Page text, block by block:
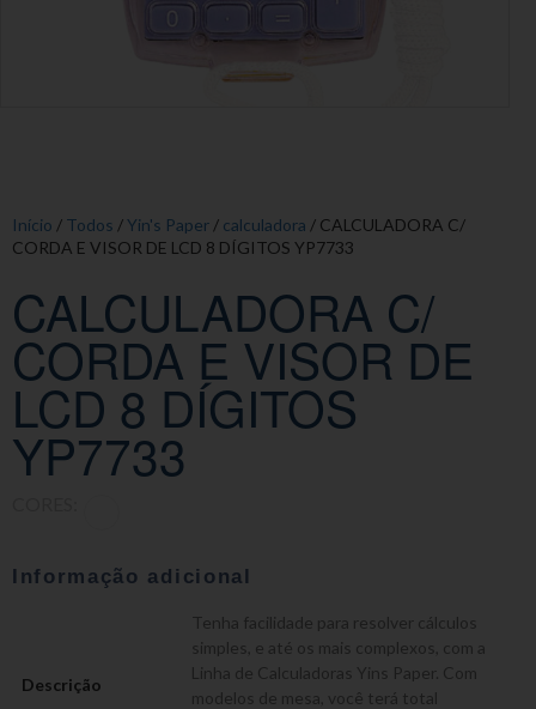
Início / Todos /Yin's Paper / calculadora / CALCULADORA C/
CORDA E VISOR DE LCD 8 DÍGITOS YP7733
CALCULADORA C/
CORDA E VISOR DE
LCD 8 DÍGITOS
YP7733
Informação adicional
Descrição
Tenha facilidade para resolver cálculos
simples, e até os mais complexos, com a
Linha de Calculadoras Yins Paper. Com
modelos de mesa, você terá total